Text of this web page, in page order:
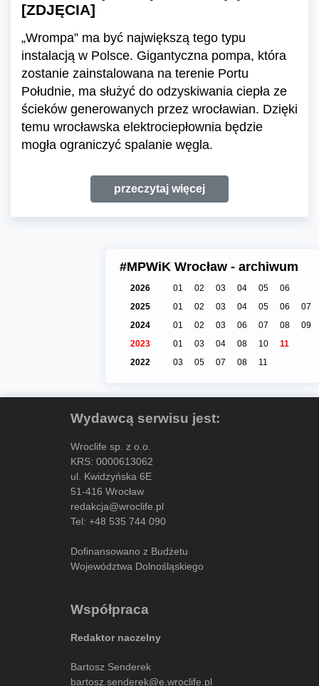
[ZDJĘCIA]
„Wrompa” ma być największą tego typu
instalacją w Polsce. Gigantyczna pompa, która
zostanie zainstalowana na terenie Portu
Południe, ma służyć do odzyskiwania ciepła ze
ścieków generowanych przez wrocławian. Dzięki
temu wrocławska elektrociepłownia będzie
mogła ograniczyć spalanie węgla.
przeczytaj więcej
#MPWiK Wrocław - archiwum
2026 01 02 03 04 05
06
2025
01 02 03 04 05 06
07
2024
01 02 03 06 07 08
09
2023
01 03 04 08 10
11
2022
03 05 07 08 11
Wydawcą serwisu jest:
Wroclife sp. z o.o.
KRS: 0000613062
ul. Kwidzyńska 6E
51-416 Wrocław
redakcja@wroclife.pl
Tel: +48 535 744 090
Dofinansowano z Budżetu
Województwa Dolnośląskiego
Współpraca
Redaktor naczelny
Bartosz Senderek
bartosz.senderek@e.wroclife.pl